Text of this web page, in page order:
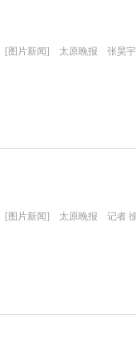
[图片新闻] 太原晚报 张昊宇
[图片新闻] 太原晚报 记者 徐